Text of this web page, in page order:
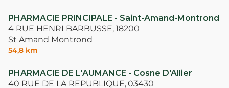
PHARMACIE PRINCIPALE - Saint-Amand-Montrond
4 RUE HENRI BARBUSSE,18200
St Amand Montrond
54,8 km
PHARMACIE DE L'AUMANCE - Cosne D'Allier
40 RUE DE LA REPUBLIQUE,03430